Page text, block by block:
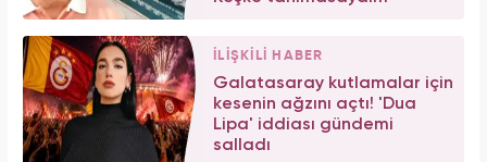
İLİŞKİLİ HABER
Galatasaray kutlamalar için
kesenin ağzını açtı! 'Dua
Lipa' iddiası gündemi
salladı